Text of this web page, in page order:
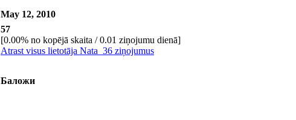
May 12, 2010
57
[0.00% no kopējā skaita / 0.01 ziņojumu dienā]
Atrast visus lietotāja Nata_36 ziņojumus
Баложи